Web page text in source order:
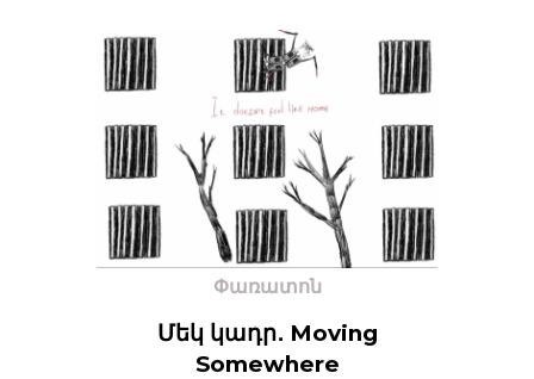
Փառատոն
Մեկ կադր․ Moving
Somewhere